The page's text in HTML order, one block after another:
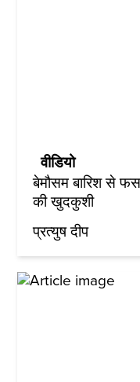
वीडियो
बेमौसम बारिश से
की खुदकुशी
प्रत्युष दीप